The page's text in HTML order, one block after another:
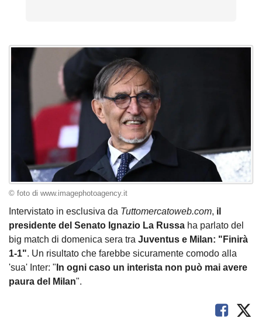
© foto di www.imagephotoagency.it
Intervistato in esclusiva da Tuttomercatoweb.com, il
presidente del Senato Ignazio La Russa ha parlato del
big match di domenica sera tra Juventus e Milan: "Finirà
1-1". Un risultato che farebbe sicuramente comodo alla
'sua' Inter: " In ogni caso un interista non può mai avere
paura del Milan".